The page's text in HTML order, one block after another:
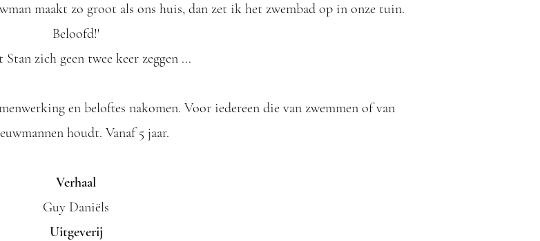
maakt zo groot als ons huis, dan zet ik het zwembad op in onze tuin.
Beloofd!'
Stan zich geen twee keer zeggen ...
en beloftes nakomen. Voor iedereen die van zwemmen of van
houdt. Vanaf 5 jaar.
Verhaal
Guy Daniëls
Uitgeverij